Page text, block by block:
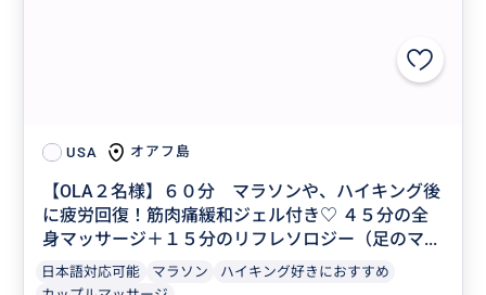
USA オアフ島
【OLA２名様】６０分 マラソンや、ハイキング後
に疲労回復！筋肉痛緩和ジェル付き♡ ４５分の全
身マッサージ＋１５分のリフレソロジー（足のマ...
日本語対応可能 マラソン
ハイキング好きにおすすめ